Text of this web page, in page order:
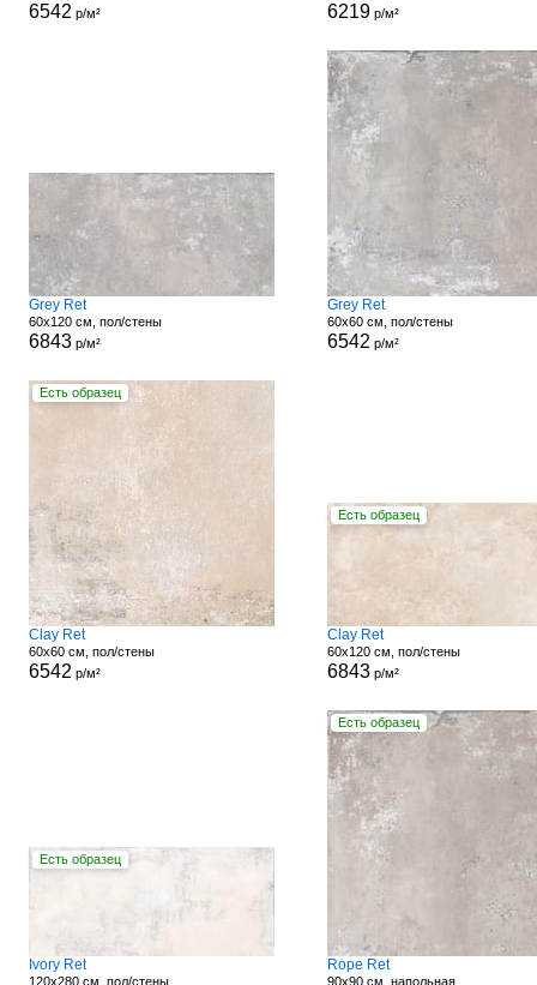
6542 р/м² 6219р/м²
Grey Ret
60x120 см, пол/стены
6843р/м²
Grey Ret
60x60 см, пол/стены
6542 р/м²
Есть образец
Clay Ret
60x60 см, пол/стены
6542 р/м²
Есть образец
Clay Ret
60x120 см, пол/стены
6843р/м²
Есть образец
Ivory Ret
120x280 см, пол/стены
Есть образец
Rope Ret
90x90 см, напольная